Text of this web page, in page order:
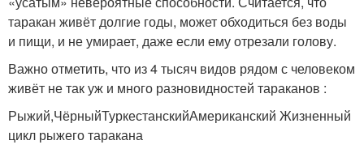
таракан живёт долгие годы, может обходиться без воды
и пищи, и не умирает, даже если ему отрезали голову.
Важно отметить, что из 4 тысяч видов рядом с человеком
живёт не так уж и много разновидностей тараканов :
Рыжий,ЧёрныйТуркестанскийАмериканский Жизненный
цикл рыжего таракана